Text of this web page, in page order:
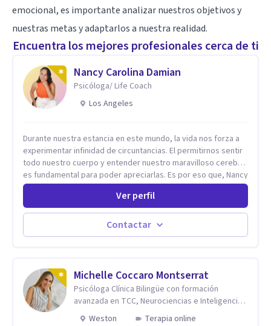
emocional, es importante analizar nuestros objetivos y
nuestras metas y adaptarlos a nuestra realidad.
Encuentra los mejores profesionales cerca de ti
Nancy Carolina Damian
Psicóloga/ Life Coach
Los Angeles
Durante nuestra estancia en este mundo, la vida nos forza a
experimentar infinidad de circuntancias. El permitirnos sentir
todo nuestro cuerpo y entender nuestro maravilloso cerebro,
es fundamental para poder apreciarlas. Es por eso que, Nancy
Damian esta dispuesta a brindarte una mano amiga atravez de
herramientas fundamentales para crecer y fortalecer tu
mente, alma y SER. El cómo percibimos y manejamos
nuestros diarios sucesos es el detonator que nos lleva al
resultado de efectos impactantes que se nos quedaran
es derecho de toda la GENTE.
Ver perfil
Contactar
Michelle Coccaro Montserrat
Psicóloga Clínica Bilingüe con formación
avanzada en TCC, Neurociencias e Inteligencia
Emocional.
Weston Terapia online